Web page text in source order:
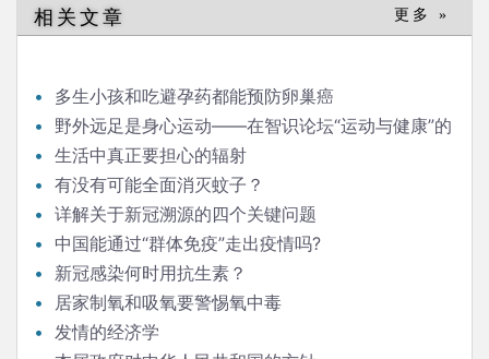
相关文章 更多 »
多生小孩和吃避孕药都能预防卵巢癌
野外远足是身心运动——在智识论坛“运动与健康”的
发言生活中真正要担心的辐射
有没有可能全面消灭蚊子？
详解关于新冠溯源的四个关键问题
中国能通过“群体免疫”走出疫情吗?
新冠感染何时用抗生素？
居家制氧和吸氧要警惕氧中毒
发情的经济学